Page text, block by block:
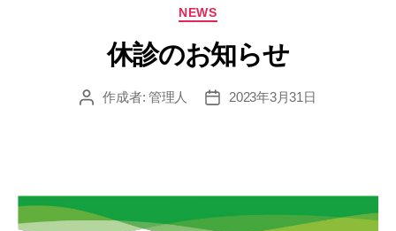
カ
テ
ゴ
リ
NEWS
休診のお知らせ
投
作成者: 管理人
投
2023年3月31日